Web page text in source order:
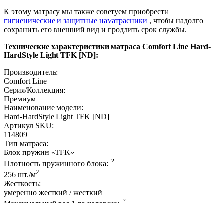
К этому матрасу мы также советуем приобрести
гигиенические и защитные наматрасники , чтобы надолго
сохранить его внешний вид и продлить срок службы.
Технические характеристики матраса Comfort Line Hard-
HardStyle Light TFK [ND]:
Производитель:
Comfort Line
Серия/Коллекция:
Премиум
Наименование модели:
Hard-HardStyle Light TFK [ND]
Артикул SKU:
114809
Тип матраса:
Блок пружин «TFK»
Плотность пружинного блока: ?
256 шт./м2
Жесткость:
умеренно жесткий / жесткий
?